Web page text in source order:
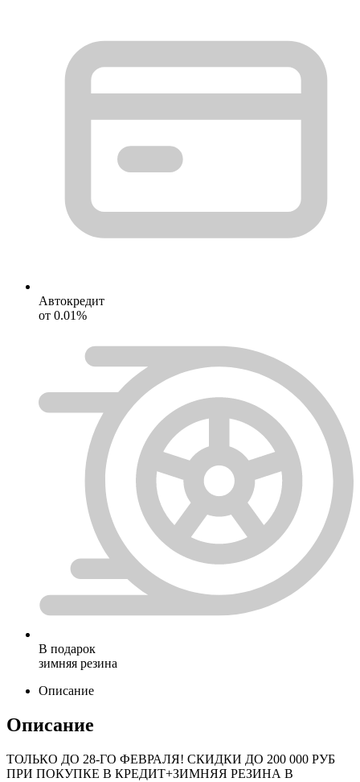
Автокредит
от 0.01%
В подарок
зимняя резина
Описание
Описание
ТОЛЬКО ДО 28-ГО ФЕВРАЛЯ! СКИДКИ ДО 200 000 РУБ
ПРИ ПОКУПКЕ В КРЕДИТ+ЗИМНЯЯ РЕЗИНА В